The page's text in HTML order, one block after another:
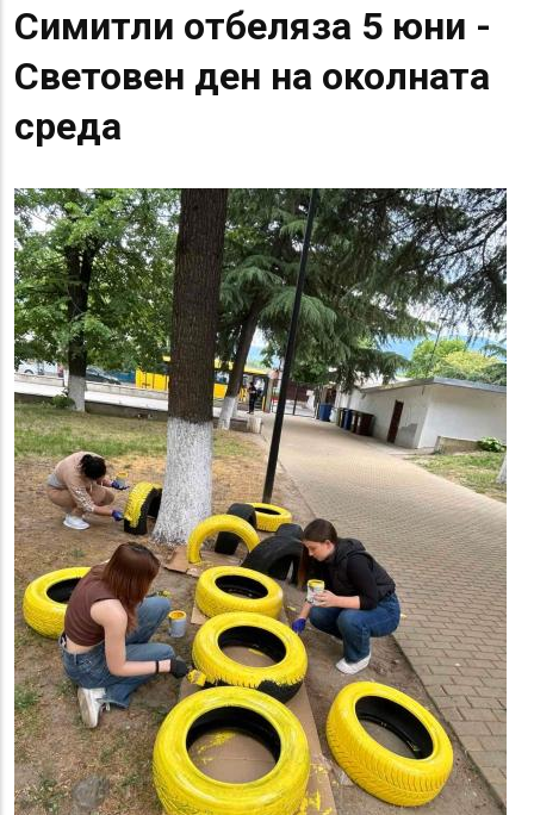
Симитли отбеляза 5 юни -
Световен ден на околната
среда